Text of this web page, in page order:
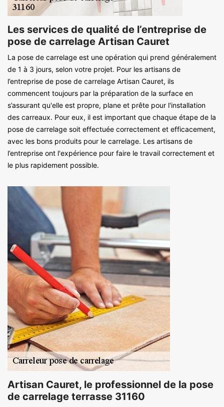
Les services de qualité de l’entreprise de
pose de carrelage Artisan Cauret
La pose de carrelage est une opération qui prend généralement
de 1 à 3 jours, selon votre projet. Pour les artisans de
l’entreprise de pose de carrelage Artisan Cauret, ils
commencent toujours par la préparation de la surface en
s’assurant qu'elle est propre, plane et prête pour l'installation
des carreaux. Pour eux, il est important que chaque étape de la
pose de carrelage soit effectuée correctement et efficacement,
avec les bons produits pour le carrelage. Les artisans de
l’entreprise ont l'expérience pour faire le travail correctement et
le plus rapidement possible.
Artisan Cauret, le professionnel de la pose
de carrelage terrasse 31160